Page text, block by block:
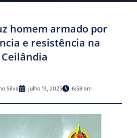
homem armado por
e resistência na
Ceilândia
Silva julho 13, 2025 6:58 am